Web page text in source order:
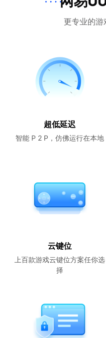
更专业的游
超低延迟
智能 P 2 P，仿佛运行在本地
云键位
上百款游戏云键位方案任你选
择